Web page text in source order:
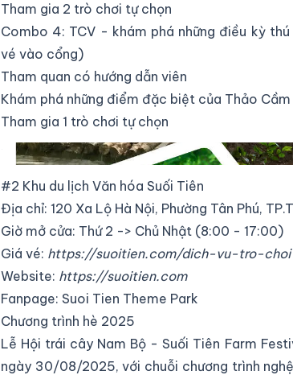
Tham gia 2 trò chơi tự chọn
Combo 4: TCV - khám phá những điều kỳ
vé vào cổng)
Tham quan có hướng dẫn viên
Khám phá những điểm đặc biệt của Thảo Cầm
Tham gia 1 trò chơi tự chọn
Thảo Cầm Viên Sài Gòn
#2 Khu du lịch Văn hóa Suối Tiên
Địa chỉ: 120 Xa Lộ Hà Nội, Phường Tân Phú,
Giờ mở cửa: Thứ 2 -> Chủ Nhật (8:00 - 17:00)
Giá vé: https://suoitien.com/dich-vu-tro-choi
Website: https://suoitien.com
Fanpage: Suoi Tien Theme Park
Chương trình hè 2025
Lễ Hội trái cây Nam Bộ - Suối Tiên Farm
ngày 30/08/2025, với chuỗi chương trình